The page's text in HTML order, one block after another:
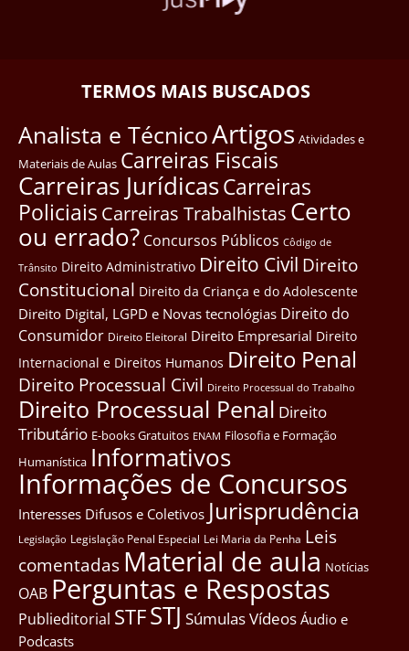
TERMOS MAIS BUSCADOS
Analista e TécnicoArtigos Atividades e
Materiais de Aulas Carreiras Fiscais
Carreiras JurídicasCarreiras
Policiais Carreiras Trabalhistas Certo
ou errado? Concursos Públicos Côdigo de
Trânsito Direito Administrativo Direito Civil Direito
Constitucional Direito da Criança e do Adolescente
Direito Digital, LGPD e Novas tecnológias Direito do
Consumidor Direito Eleitoral Direito Empresarial Direito
Internacional e Direitos Humanos Direito Penal
Direito Processual Civil Direito Processual do Trabalho
Direito Processual Penal Direito
Tributário E-books Gratuitos ENAM Filosofia e Formação
Humanística Informativos
Informações de Concursos
Interesses Difusos e Coletivos Jurisprudência
Legislação Legislação Penal Especial Lei Maria da Penha Leis
comentadas Material de aula Notícias
OAB Perguntas e Respostas
Publieditorial STFSTJ SúmulasVídeos Áudio e
Podcasts